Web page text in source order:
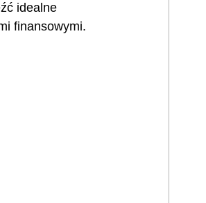
idealne
finansowymi.